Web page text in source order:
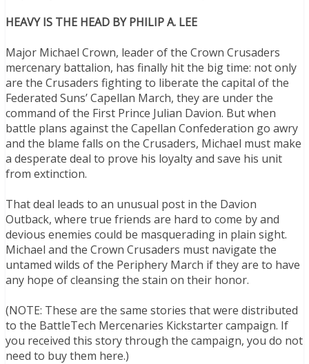
HEAVY IS THE HEAD BY PHILIP A. LEE
Major Michael Crown, leader of the Crown Crusaders
mercenary battalion, has finally hit the big time: not only
are the Crusaders fighting to liberate the capital of the
Federated Suns’ Capellan March, they are under the
command of the First Prince Julian Davion. But when
battle plans against the Capellan Confederation go awry
and the blame falls on the Crusaders, Michael must make
a desperate deal to prove his loyalty and save his unit
from extinction.
That deal leads to an unusual post in the Davion
Outback, where true friends are hard to come by and
devious enemies could be masquerading in plain sight.
Michael and the Crown Crusaders must navigate the
untamed wilds of the Periphery March if they are to have
any hope of cleansing the stain on their honor.
(NOTE: These are the same stories that were distributed
to the BattleTech Mercenaries Kickstarter campaign. If
you received this story through the campaign, you do not
need to buy them here.)